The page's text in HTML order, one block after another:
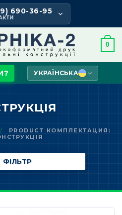
690-36-95
0
УКРАЇНСЬКА
/
PRODUCT КОМПЛЕКТАЦИЯ:
ФІЛЬТР